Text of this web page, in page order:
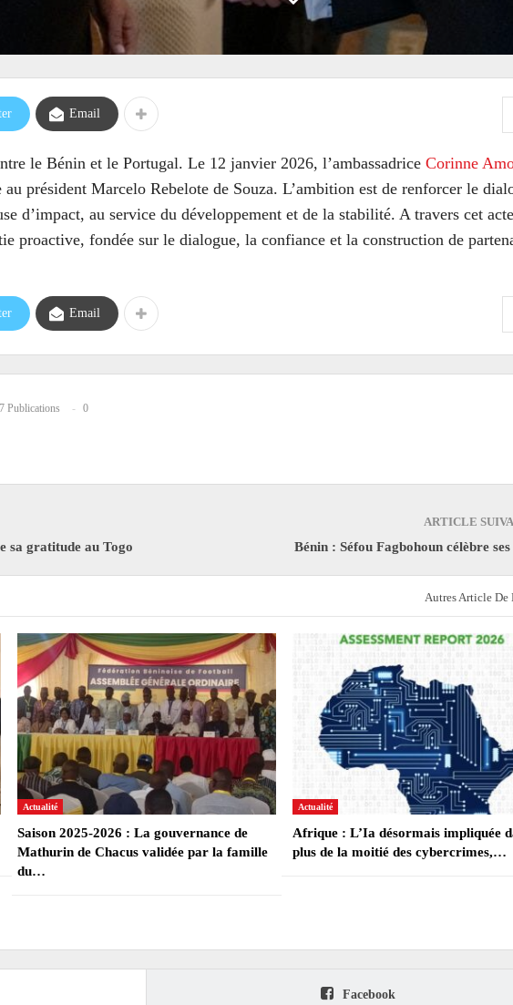
Email
le Bénin et le Portugal. Le 12 janvier 2026, l’ambassadrice Corinne
au président Marcelo Rebelote de Souza. L’ambition est de renforcer le
d’impact, au service du développement et de la stabilité. A travers cet
proactive, fondée sur le dialogue, la confiance et la construction de
Email
Publications 0
sa gratitude au Togo
ARTICLE
Bénin : Séfou Fagbohoun célèbre ses
Autres Article De
Actualité
Saison 2025-2026 : La gouvernance de
Mathurin de Chacus validée par la famille
du…
Actualité
Afrique : L’Ia désormais impliquée
plus de la moitié des cybercrimes,…
Facebook